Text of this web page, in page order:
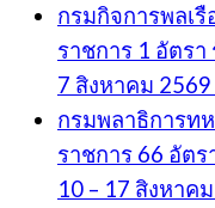
กรมกิจการพลเ
ราชการ 1 อัตร
7 สิงหาคม 2569
กรมพลาธิการท
ราชการ 66 อัต
10 – 17 สิงหาค